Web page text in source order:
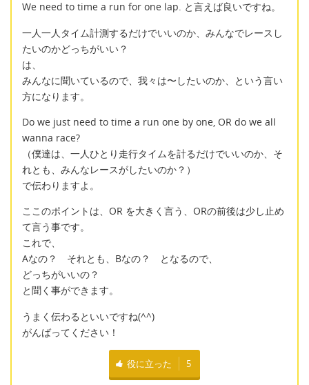
We need to time a run for one lap. と言えば良いですね。
一人一人タイム計測するだけでいいのか、みんなでレースし
たいのかどっちがいい？
は、
みんなに聞いているので、我々は〜したいのか、という言い
方になります。
Do we just need to time a run one by one, OR do we all
wanna race?
（僕達は、一人ひとり走行タイムを計るだけでいいのか、そ
れとも、みんなレースがしたいのか？）
で伝わりますよ。
ここのポイントは、OR を大きく言う、ORの前後は少し止め
て言う事です。
これで、
Aなの？ それとも、Bなの？ となるので、
どっちがいいの？
と聞く事ができます。
うまく伝わるといいですね(^^)
がんばってください！
役に立った 5